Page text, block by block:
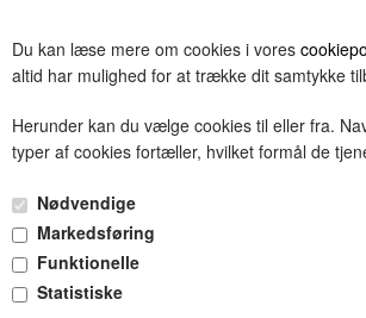
Du kan læse mere om cookies i vores
altid har mulighed for at trække dit samtykke
Herunder kan du vælge cookies til eller fra.
typer af cookies fortæller, hvilket formål de
Nødvendige
Markedsføring
Funktionelle
Statistiske
(0.00
Western Digital
320GB
Forside